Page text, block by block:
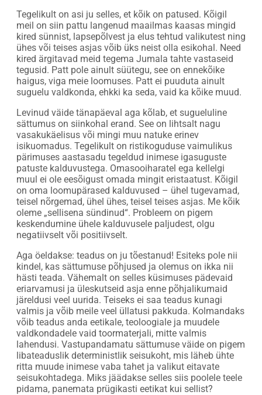
Tegelikult on asi ju selles, et kõik on patused. Kõigil
meil on siin pattu langenud maailmas kaasas mingid
kired sünnist, lapsepõlvest ja elus tehtud valikutest ning
ühes või teises asjas võib üks neist olla esikohal. Need
kired ärgitavad meid tegema Jumala tahte vastaseid
tegusid. Patt pole ainult süütegu, see on ennekõike
haigus, viga meie loomuses. Patt ei puuduta ainult
suguelu valdkonda, ehkki ka seda, vaid ka kõike muud.
Levinud väide tänapäeval aga kõlab, et sugueluline
sättumus on siinkohal erand. See on lihtsalt nagu
vasakukäelisus või mingi muu natuke erinev
isikuomadus. Tegelikult on ristikoguduse vaimulikus
pärimuses aastasadu tegeldud inimese igasuguste
patuste kalduvustega. Omasooiharatel ega kellelgi
muul ei ole eesõigust omada mingit eristaatust. Kõigil
on oma loomupärased kalduvused – ühel tugevamad,
teisel nõrgemad, ühel ühes, teisel teises asjas. Me kõik
oleme „sellisena sündinud“. Probleem on pigem
keskendumine ühele kalduvusele paljudest, olgu
negatiivselt või positiivselt.
Aga öeldakse: teadus on ju tõestanud! Esiteks pole nii
kindel, kas sättumuse põhjused ja olemus on ikka nii
hästi teada. Vähemalt on selles küsimuses pädevaid
eriarvamusi ja üleskutseid asja enne põhjalikumaid
järeldusi veel uurida. Teiseks ei saa teadus kunagi
valmis ja võib meile veel üllatusi pakkuda. Kolmandaks
võib teadus anda eetikale, teoloogiale ja muudele
valdkondadele vaid toormaterjali, mitte valmis
lahendusi. Vastupandamatu sättumuse väide on pigem
libateaduslik deterministlik seisukoht, mis läheb ühte
ritta muude inimese vaba tahet ja valikut eitavate
seisukohtadega. Miks jäädakse selles siis poolele teele
pidama, panemata prügikasti eetikat kui sellist?